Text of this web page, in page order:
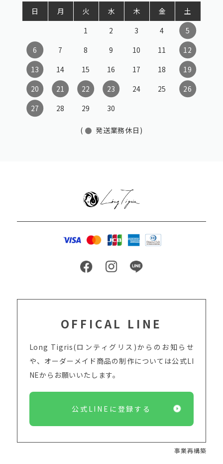
日
月 火 水 木 金
土
1
2 3 4
5
6
7 8 9 10 11
12
13
14 15 16 17 18
19
20
21 22 23 24 25
26
27
28 29 30
( 発送業務休日)
OFFICAL LINE
Long Tigris(ロンティグリス)からのお知らせ
や、オーダーメイド商品の制作については公式LI
NEからお願いいたします。
公式LINEに登録する
事業再構築